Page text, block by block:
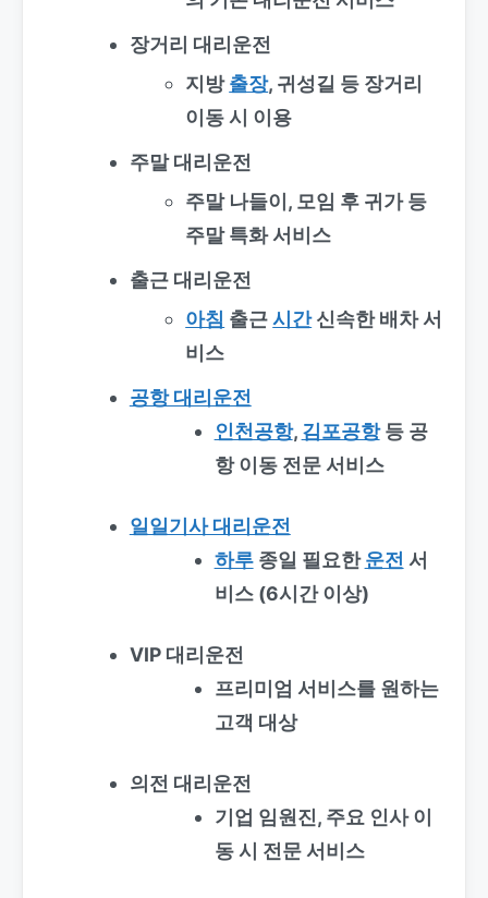
장거리 대리운전
지방출장, 귀성길 등 장거리
이동 시 이용
주말 대리운전
주말 나들이, 모임 후 귀가 등
주말 특화 서비스
출근 대리운전
아침 출근시간신속한 배차 서
비스
공항 대리운전
인천공항, 김포공항등 공
항 이동 전문 서비스
일일기사 대리운전
하루종일 필요한운전 서
비스 (6시간 이상)
VIP 대리운전
프리미엄 서비스를 원하는
고객 대상
의전 대리운전
기업 임원진, 주요 인사 이
동 시 전문 서비스